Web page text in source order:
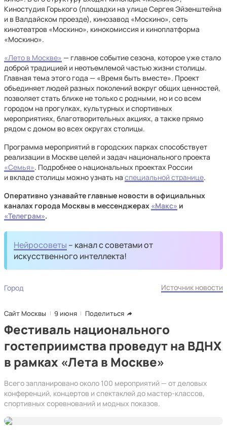
Киностудия Горького (площадки на улице Сергея Эйзенштейна
и в Валдайском проезде), кинозавод «Москино», сеть
кинотеатров «Москино», кинокомиссия и киноплатформа
«Москино».
«Лето в Москве» — главное событие сезона, которое уже стало
доброй традицией и неотъемлемой частью жизни столицы.
Главная тема этого года — «Время быть вместе». Проект
объединяет людей разных поколений вокруг общих ценностей,
позволяет стать ближе не только с родными, но и со всем
городом на прогулках, культурных и спортивных
мероприятиях, благотворительных акциях, а также прямо
рядом с домом во всех округах столицы.
Программа мероприятий в городских парках способствует
реализации в Москве целей и задач национального проекта
«Семья». Подробнее о национальных проектах России
и вкладе столицы можно узнать на специальной странице.
Оперативно узнавайте главные новости в официальных
каналах города Москвы в мессенджерах «Макс» и
«Телеграм».
Нейросоветы – канал с советами от
искусственного интеллекта!
Город Источник новости
Сайт Москвы 9 июня Поделиться
Фестиваль национального
гостеприимства проведут на ВДНХ
в рамках «Лета в Москве»
Всего запланировано около 100 мероприятий — от деловых
конференций, концертов и спектаклей до мастер-классов,
спортивных соревнований и модных показов.